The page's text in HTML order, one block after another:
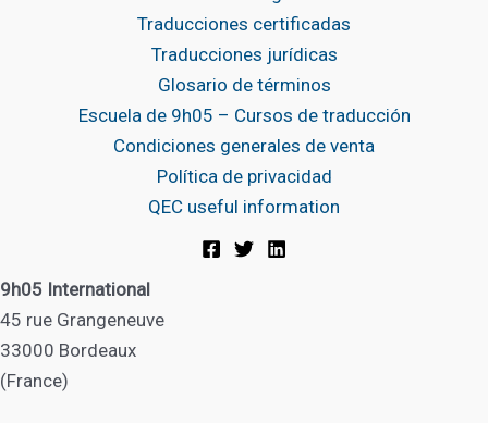
Traducciones certificadas
Traducciones jurídicas
Glosario de términos
Escuela de 9h05 – Cursos de traducción
Condiciones generales de venta
Política de privacidad
QEC useful information
9h05 International
45 rue Grangeneuve
33000 Bordeaux
(France)